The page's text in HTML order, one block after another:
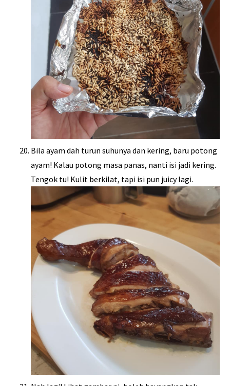
Bila ayam dah turun suhunya dan kering, baru potong
ayam! Kalau potong masa panas, nanti isi jadi kering.
Tengok tu! Kulit berkilat, tapi isi pun juicy lagi.